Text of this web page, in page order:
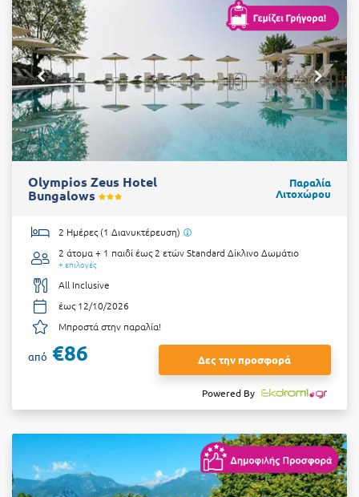
Olympios Zeus Hotel
Bungalows
Παραλία
Λιτοχώρου
2 Ημέρες (1 Διανυκτέρευση)
2 άτομα + 1 παιδί έως 2 ετώνStandard Δίκλινο Δωμάτιο
+ επιλογές
All Inclusive
έως 12/10/2026
Μπροστά στην παραλία!
από €86 Δες την προσφορά
Powered By